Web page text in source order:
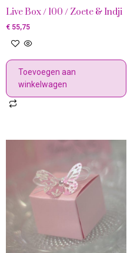
Live Box / 100 / Zoete & Indji
€ 55,75
Toevoegen aan
winkelwagen